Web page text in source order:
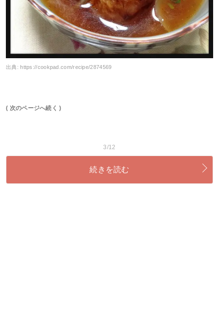
出典:https://cookpad.com/recipe/2874569
( 次のページへ続く )
3/12
続きを読む